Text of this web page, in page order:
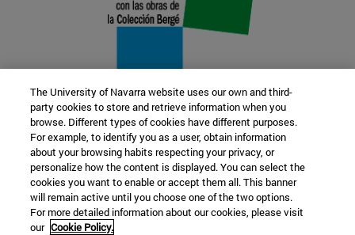
22 SEP
FUNCIÓN Y FICCIÓN. Varios artistas
Más información
The University of Navarra website uses our own and third-
party cookies to store and retrieve information when you
browse. Different types of cookies have different purposes.
For example, to identify you as a user, obtain information
about your browsing habits respecting your privacy, or
personalize how the content is displayed. You can select the
cookies you want to enable or accept them all. This banner
will remain active until you choose one of the two options.
For more detailed information about our cookies, please visit
our Cookie Policy.